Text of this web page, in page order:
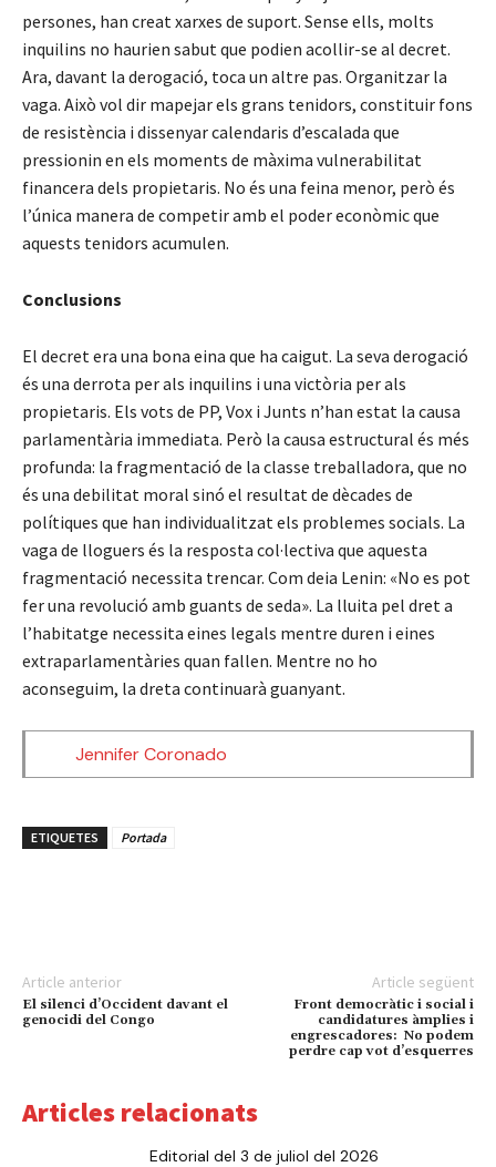
persones, han creat xarxes de suport. Sense ells, molts
inquilins no haurien sabut que podien acollir-se al decret.
Ara, davant la derogació, toca un altre pas. Organitzar la
vaga. Això vol dir mapejar els grans tenidors, constituir fons
de resistència i dissenyar calendaris d’escalada que
pressionin en els moments de màxima vulnerabilitat
financera dels propietaris. No és una feina menor, però és
l’única manera de competir amb el poder econòmic que
aquests tenidors acumulen.
Conclusions
El decret era una bona eina que ha caigut. La seva derogació
és una derrota per als inquilins i una victòria per als
propietaris. Els vots de PP, Vox i Junts n’han estat la causa
parlamentària immediata. Però la causa estructural és més
profunda: la fragmentació de la classe treballadora, que no
és una debilitat moral sinó el resultat de dècades de
polítiques que han individualitzat els problemes socials. La
vaga de lloguers és la resposta col·lectiva que aquesta
fragmentació necessita trencar. Com deia Lenin: «No es pot
fer una revolució amb guants de seda». La lluita pel dret a
l’habitatge necessita eines legals mentre duren i eines
extraparlamentàries quan fallen. Mentre no ho
aconseguim, la dreta continuarà guanyant.
Jennifer Coronado
ETIQUETES Portada
Article anterior
El silenci d’Occident davant el
genocidi del Congo
Article següent
Front democràtic i social i
candidatures àmplies i
engrescadores: No podem
perdre cap vot d’esquerres
Articles relacionats
Editorial del 3 de juliol del 2026